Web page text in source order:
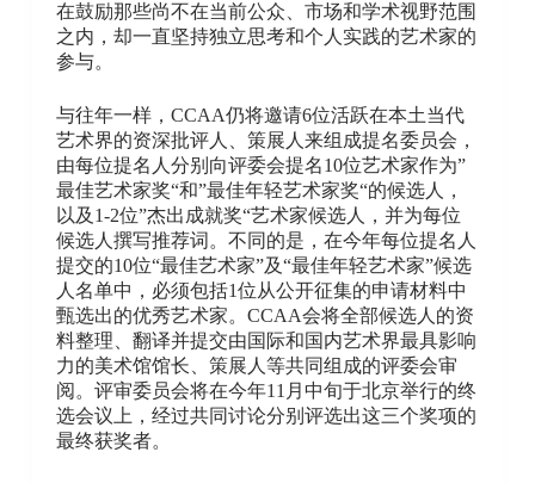
在鼓励那些尚不在当前公众、市场和学术视野范围
之内，却一直坚持独立思考和个人实践的艺术家的
参与。
与往年一样，CCAA仍将邀请6位活跃在本土当代
艺术界的资深批评人、策展人来组成提名委员会，
由每位提名人分别向评委会提名10位艺术家作为”
最佳艺术家奖“和”最佳年轻艺术家奖“的候选人，
以及1-2位”杰出成就奖“艺术家候选人，并为每位
候选人撰写推荐词。不同的是，在今年每位提名人
提交的10位“最佳艺术家”及“最佳年轻艺术家”候选
人名单中，必须包括1位从公开征集的申请材料中
甄选出的优秀艺术家。CCAA会将全部候选人的资
料整理、翻译并提交由国际和国内艺术界最具影响
力的美术馆馆长、策展人等共同组成的评委会审
阅。评审委员会将在今年11月中旬于北京举行的终
选会议上，经过共同讨论分别评选出这三个奖项的
最终获奖者。